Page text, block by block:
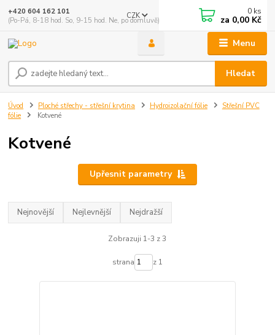
Menu
CZK
Hledat
+420 604 162 101
(Po-Pá, 8-18 hod. So, 9-15 hod. Ne, po domluvě)
0 ks
za 0,00 Kč
Úvod Ploché střechy - střešní krytina Hydroizolační fólie
Střešní PVC
fólie
Kotvené
Kotvené
Upřesnit parametry
Nejnovější Nejlevnější Nejdražší
Zobrazuji 1-3 z 3
strana z 1